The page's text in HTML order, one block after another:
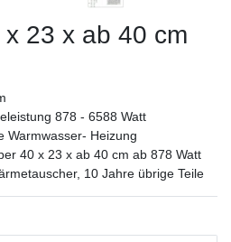
23 x ab 40 cm
878 - 6588 Watt
Warmwasser- Heizung
40 x 23 x ab 40 cm ab 878 Watt
10 Jahre übrige Teile